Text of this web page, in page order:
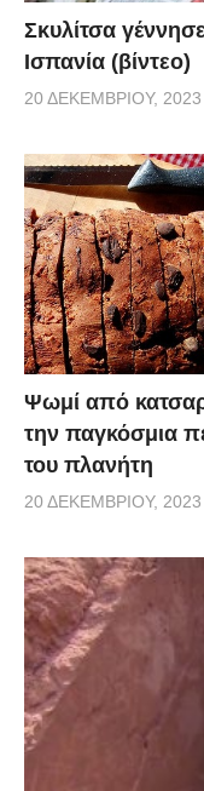
Σκυλίτσα
Ισπανία (βίντεο)
20 ΔΕΚΕΜΒΡΊΟΥ, 2023
Ψωμί από
την παγκόσμια
του πλανήτη
20 ΔΕΚΕΜΒΡΊΟΥ, 2023